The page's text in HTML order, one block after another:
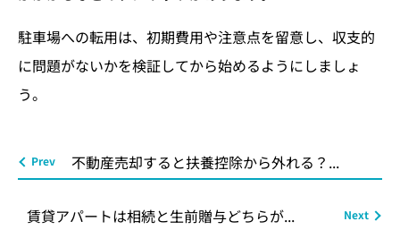
駐車場への転用は、初期費用や注意点を留意し、収支的
に問題がないかを検証してから始めるようにしましょ
う。
不動産売却すると扶養控除から外れる？...
賃貸アパートは相続と生前贈与どちらが...